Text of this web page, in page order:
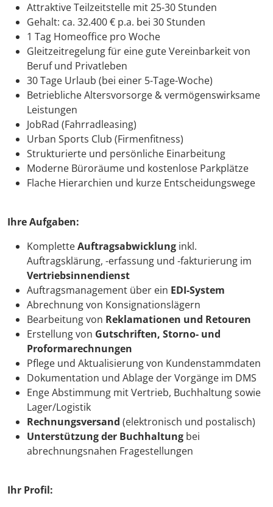
Attraktive Teilzeitstelle mit 25-30 Stunden
Gehalt: ca. 32.400 € p.a. bei 30 Stunden
1 Tag Homeoffice pro Woche
Gleitzeitregelung für eine gute Vereinbarkeit von
Beruf und Privatleben
30 Tage Urlaub (bei einer 5-Tage-Woche)
Betriebliche Altersvorsorge & vermögenswirksame
Leistungen
JobRad (Fahrradleasing)
Urban Sports Club (Firmenfitness)
Strukturierte und persönliche Einarbeitung
Moderne Büroräume und kostenlose Parkplätze
Flache Hierarchien und kurze Entscheidungswege
Ihre Aufgaben:
KompletteAuftragsabwicklung inkl.
Auftragsklärung, -erfassung und -fakturierung im
Vertriebsinnendienst
Auftragsmanagement über ein EDI-System
Abrechnung von Konsignationslägern
Bearbeitung von Reklamationen und Retouren
Erstellung von Gutschriften, Storno- und
Proformarechnungen
Pflege und Aktualisierung von Kundenstammdaten
Dokumentation und Ablage der Vorgänge im DMS
Enge Abstimmung mit Vertrieb, Buchhaltung sowie
Lager/Logistik
Rechnungsversand (elektronisch und postalisch)
Unterstützung der Buchhaltung bei
abrechnungsnahen Fragestellungen
Ihr Profil: